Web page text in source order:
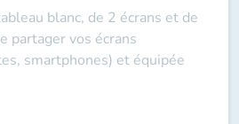
blanc, de 2 écrans et de
partager vos écrans
smartphones) et équipée